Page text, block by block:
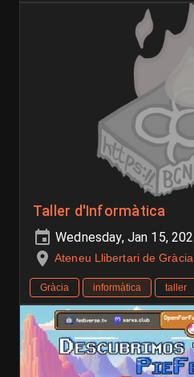
Taller d'Informàtica
Wednesday, Jan 15,
Ateneu Llibertari de Gràcia
Gràcia informàtica taller